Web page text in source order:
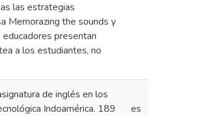
las estrategias
Memorazing the sounds y
presentan
a los estudiantes, no
de inglés en los
Indoamérica. 189
es